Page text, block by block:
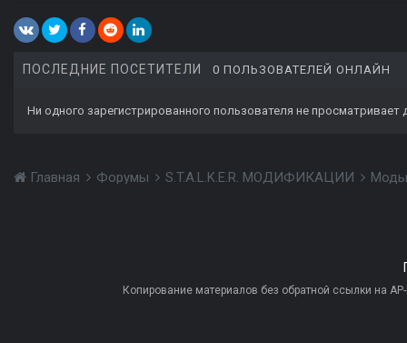
ПОСЛЕДНИЕ ПОСЕТИТЕЛИ 0 ПОЛЬЗОВАТЕЛЕЙ ОНЛАЙН
Ни одного зарегистрированного пользователя не просматривает
Главная Форумы S.T.A.L.K.E.R. МОДИФИКАЦИИ
Копирование материалов без обратной ссылки на